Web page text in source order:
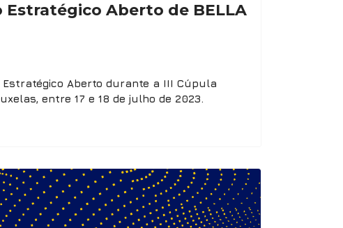
Aberto de BELLA
Estratégico Aberto durante a III Cúpula
entre 17 e 18 de julho de 2023.